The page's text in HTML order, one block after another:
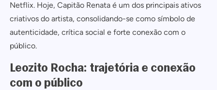
Netflix. Hoje, Capitão Renata é um dos principais ativos
criativos do artista, consolidando-se como símbolo de
autenticidade, crítica social e forte conexão com o
público.
Leozito Rocha: trajetória e conexão
com o público